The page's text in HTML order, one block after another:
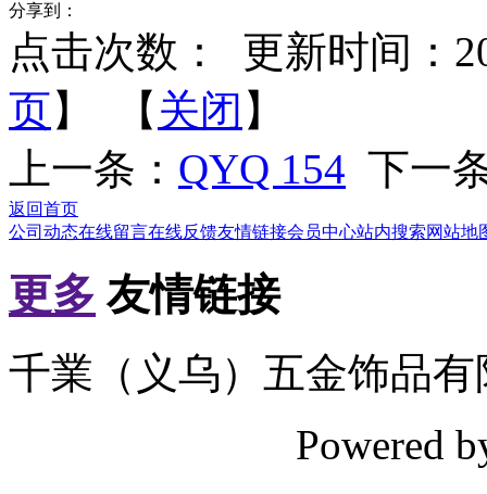
分享到：
点击次数：
更新时间：
页】 【 关闭 】
上一条： QYQ 154 下一
返回首页
公司动态在线留言在线反馈友情链接会员中心站内搜索网站地
更多 友情链接
千業（义乌）五金饰品
Powered